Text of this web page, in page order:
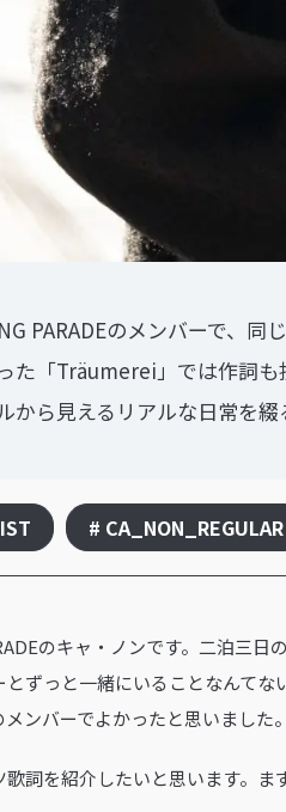
PARADEのメンバーで、
た「Träumerei」では作詞
ら見えるリアルな日常を綴
# CA_NON_REGULAR
のキャ・ノンです。二泊三
ずっと一緒にいることなんて
ンバーでよかったと思いました
詞を紹介したいと思います。ま